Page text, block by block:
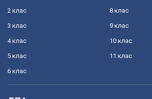
2 клас
3 клас
4 клас
5 клас
6 клас
8 клас
9 клас
10 клас
11 клас